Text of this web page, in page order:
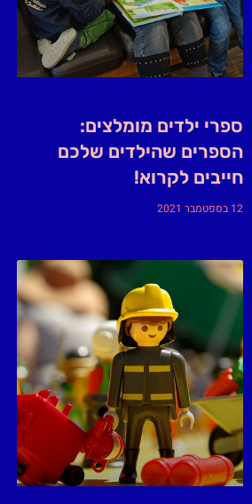
ספרי ילדים מומלצים:
הספרים שהילדים שלכם
חייבים לקרוא!
12 בספטמבר 2021